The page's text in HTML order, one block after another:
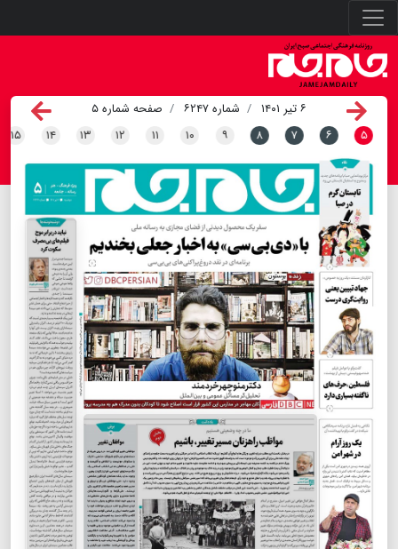
۶ تیر ۱۴۰۱ شماره ۶۲۴۷
صفحه شماره ۵
۵ ۶ ۷ ۸ ۹ ۱۰ ۱۱ ۱۲ ۱۳ ۱۴ ۱۵